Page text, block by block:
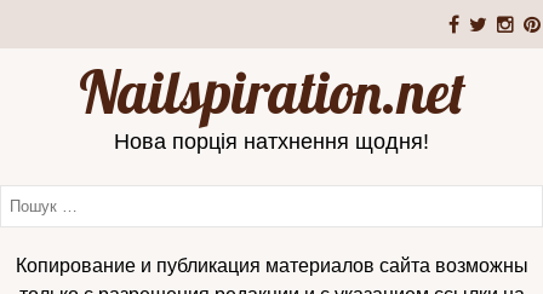
Nailspiration.net
Нова порція натхнення щодня!
Копирование и публикация материалов сайта возможны